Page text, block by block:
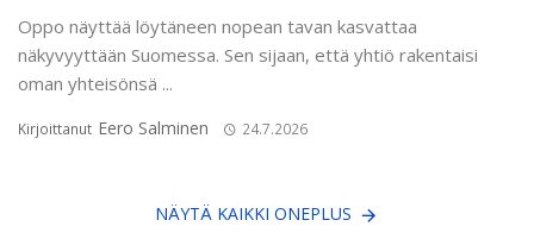
Oppo näyttää löytäneen nopean tavan kasvattaa
näkyvyyttään Suomessa. Sen sijaan, että yhtiö rakentaisi
oman yhteisönsä ...
Kirjoittanut Eero Salminen 24.7.2026
NÄYTÄ KAIKKI ONEPLUS